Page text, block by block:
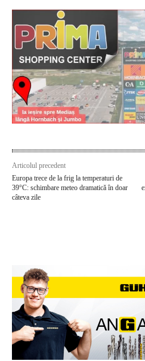
Articolul precedent
Europa trece de la frig la temperaturi de
39°C: schimbare meteo dramatică în doar
câteva zile